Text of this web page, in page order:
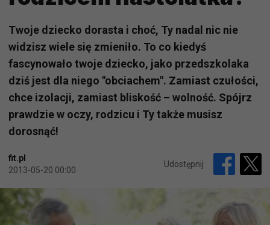
Twoje dziecko dorasta i choć, Ty nadal nic nie
widzisz wiele się zmieniło. To co kiedyś
fascynowało twoje dziecko, jako przedszkolaka
dziś jest dla niego "obciachem". Zamiast czułości,
chce izolacji, zamiast bliskość – wolność. Spójrz
prawdzie w oczy, rodzicu i Ty także musisz
dorosnąć!
fit.pl
2013-05-20 00:00
Udostępnij